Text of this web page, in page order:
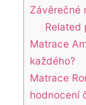
Závěrečné
Related
Matrace
každého?
Matrace
hodnocení